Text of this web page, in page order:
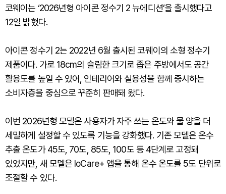
코웨이는 ‘2026년형 아이콘 정수기 2 뉴에디션’을 출시했다고
12일 밝혔다.
아이콘 정수기 2는 2022년 6월 출시된 코웨이의 소형 정수기
제품이다. 가로 18cm의 슬림한 크기로 좁은 주방에서도 공간
활용도를 높일 수 있어, 인테리어와 실용성을 함께 중시하는
소비자층을 중심으로 꾸준히 판매돼 왔다.
이번 2026년형 모델은 사용자가 자주 쓰는 온도와 물 양을 더
세밀하게 설정할 수 있도록 기능을 강화했다. 기존 모델은 온수
추출 온도가 45도, 70도, 85도, 100도 등 4단계로 고정돼
있었지만, 새 모델은 IoCare+ 앱을 통해 온수 온도를 5도 단위로
조절할 수 있다.